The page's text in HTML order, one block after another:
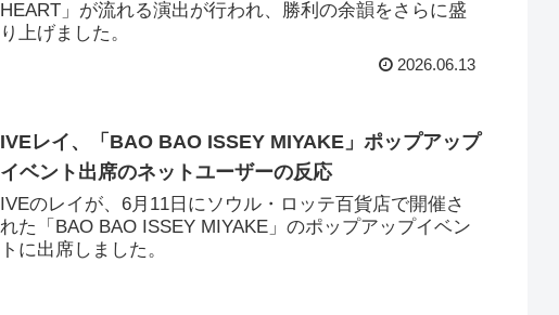
HEART」が流れる演出が行われ、勝利の余韻をさらに盛
り上げました。
2026.06.13
IVEレイ、「BAO BAO ISSEY MIYAKE」ポップアップ
イベント出席のネットユーザーの反応
IVEのレイが、6月11日にソウル・ロッテ百貨店で開催さ
れた「BAO BAO ISSEY MIYAKE」のポップアップイベン
トに出席しました。